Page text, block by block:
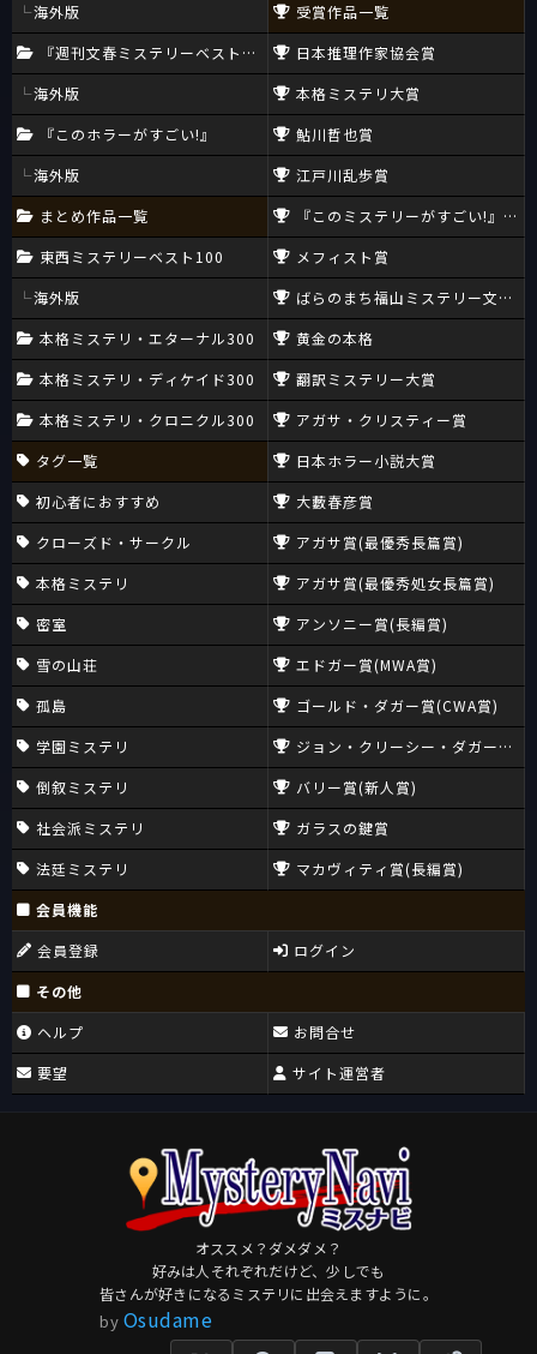
海外版
『週刊文春ミステリーベスト10』
海外版
『このホラーがすごい!』
海外版
まとめ作品一覧
東西ミステリーベスト100
海外版
本格ミステリ・エターナル300
本格ミステリ・ディケイド300
本格ミステリ・クロニクル300
タグ一覧
初心者におすすめ
クローズド・サークル
本格ミステリ
密室
雪の山荘
孤島
学園ミステリ
倒叙ミステリ
社会派ミステリ
法廷ミステリ
受賞作品一覧
日本推理作家協会賞
本格ミステリ大賞
鮎川哲也賞
江戸川乱歩賞
『このミステリーがすごい!』大賞
メフィスト賞
ばらのまち福山ミステリー文学新
黄金の本格
翻訳ミステリー大賞
アガサ・クリスティー賞
日本ホラー小説大賞
大藪春彦賞
アガサ賞(最優秀長篇賞)
アガサ賞(最優秀処女長篇賞)
アンソニー賞(長編賞)
エドガー賞(MWA賞)
ゴールド・ダガー賞(CWA賞)
ジョン・クリーシー・ダガー賞
バリー賞(新人賞)
ガラスの鍵賞
マカヴィティ賞(長編賞)
会員機能
会員登録
ログイン
その他
ヘルプ
要望
お問合せ
サイト運営者
オススメ？ダメダメ？
好みは人それぞれだけど、少しでも
皆さんが好きになるミステリに出会えますように。
by Osudame